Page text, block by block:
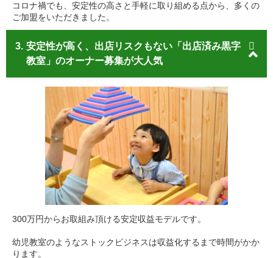
コロナ禍でも、安定性の高さと手軽に取り組める点から、多くの
ご加盟をいただきました。
3. 安定性が高く、出店リスクもない「出店済み黒字
教室」のオーナー募集が大人気
300万円からお取組み頂ける安定収益モデルです。
幼児教室のようなストックビジネスは収益化するまで時間がかか
ります。